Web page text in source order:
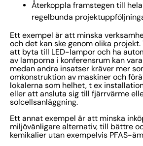
Återkoppla framstegen till
regelbunda
Ett exempel är att minska
och det kan ske genom olika
att byta till LED-lampor och ha
av lamporna i konferensrum kan
medan andra insatser kräver mer
omkonstruktion av maskiner och
lokalerna som helhet, t ex
eller att ansluta sig till fjärrvärme
solcellsanläggning.
Ett annat exempel är att minska
miljövänligare alternativ, till bättre
kemikalier utan exempelvis PFAS-